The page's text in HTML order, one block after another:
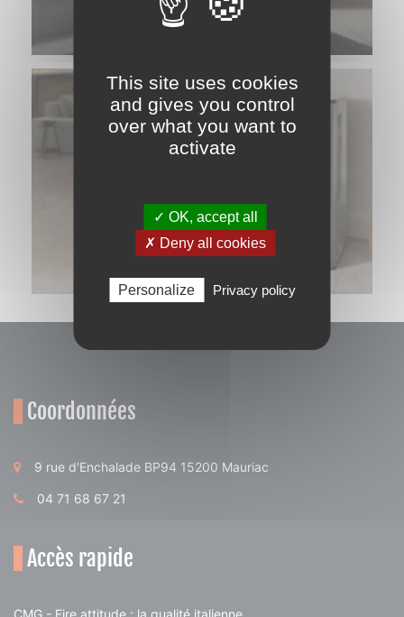
Coordonnées
9 rue d'Enchalade BP94 15200 Mauriac
04 71 68 67 21
Accès rapide
CMG - Fire attitude : la qualité italienne
This site uses cookies
and gives you control
over what you want to
activate
✓ OK, accept all
✗ Deny all cookies
Personalize Privacy policy